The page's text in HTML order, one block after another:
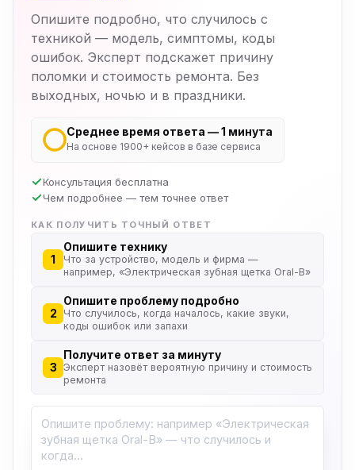
Опишите подробно, что случилось с
техникой — модель, симптомы, коды
ошибок. Эксперт подскажет причину
поломки и стоимость ремонта. Без
выходных, ночью и в праздники.
Среднее время ответа — 1 минута
На основе 1900+ кейсов в базе сервиса
Консультация бесплатна
Чем подробнее — тем точнее ответ
КАК ПОЛУЧИТЬ ТОЧНЫЙ ОТВЕТ
1
Опишите технику
Что за устройство, модель и фирма —
например, «Электрическая зубная щетка Oral-B»
2
Опишите проблему подробно
Что случилось, когда началось, какие звуки,
коды ошибок или запахи
3
Получите ответ за минуту
Эксперт назовёт вероятную причину и стоимость
ремонта